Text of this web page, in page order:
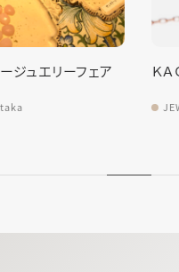
ＫＡＯＲＵスターダスト
JEWELRY